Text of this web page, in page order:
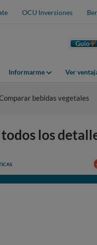
OCU Inversiones
Guio
Informarme Ver
bebidas vegetales
los